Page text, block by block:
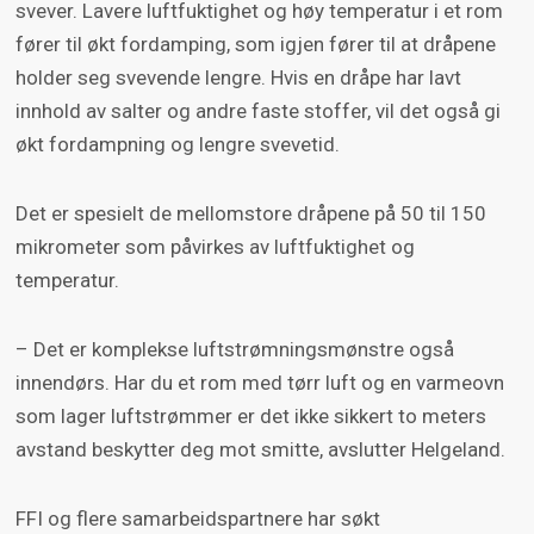
svever. Lavere luftfuktighet og høy temperatur i et rom
fører til økt fordamping, som igjen fører til at dråpene
holder seg svevende lengre. Hvis en dråpe har lavt
innhold av salter og andre faste stoffer, vil det også gi
økt fordampning og lengre svevetid.
Det er spesielt de mellomstore dråpene på 50 til 150
mikrometer som påvirkes av luftfuktighet og
temperatur.
– Det er komplekse luftstrømningsmønstre også
innendørs. Har du et rom med tørr luft og en varmeovn
som lager luftstrømmer er det ikke sikkert to meters
avstand beskytter deg mot smitte, avslutter Helgeland.
FFI og flere samarbeidspartnere har søkt